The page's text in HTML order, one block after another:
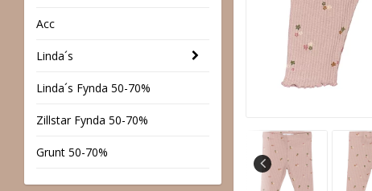
Acc
Linda´s
Linda´s Fynda 50-70%
Zillstar Fynda 50-70%
Grunt 50-70%